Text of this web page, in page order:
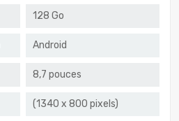
128 Go
Android
8,7 pouces
(1340 x 800 pixels)